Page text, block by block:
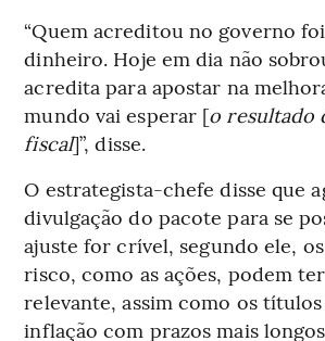
“Quem acreditou no governo
dinheiro. Hoje em dia não
acredita para apostar na
mundo vai esperar [o resultado
fiscal]”, disse.
O estrategista-chefe disse que
divulgação do pacote para se
ajuste for crível, segundo ele,
risco, como as ações, podem
relevante, assim como os
inflação com prazos mais